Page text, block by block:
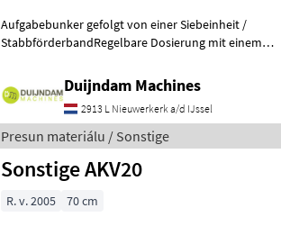
Aufgabebunker gefolgt von einer Siebeinheit /
StabbförderbandRegelbare Dosierung mit einem
Querförderband WeitereDuijndam Machines
2913 L Nieuwerkerk a/d IJssel
Presun materiálu / Sonstige
Sonstige AKV20
R. v. 2005 70 cm